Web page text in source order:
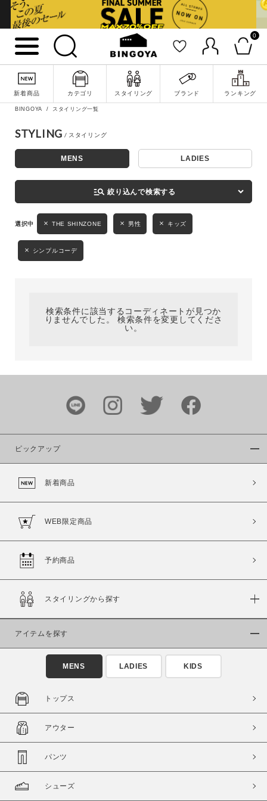
0
新着商品 カテゴリ スタイリング ブランド ランキング
詳細検索
キーワード
性別
MENS LADIES
ブランド
カラー
商品タイプ
通常商品
セール価格 WEB限定
在庫
在庫あり
BINGOYA スタイリング一覧
STYLING
MENS LADIES
manage_search 絞り込んで検索する
THE SHINZONE 男性 キッズ
シンプルコーデ
検索条件に該当するコーディネートが見つか
りませんでした。 検索条件を変更してくださ
い。
ピックアップ
新着商品
WEB限定商品
予約商品
スタイリングから探す
アイテムを探す
MENS LADIES KIDS
トップス
アウター
パンツ
シューズ